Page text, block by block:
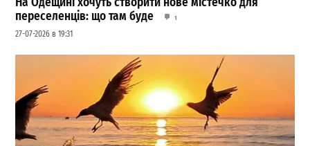
переселенців: що там буде
1
27-07-2026 в 19:31